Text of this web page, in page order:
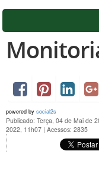
powered by social2s
Publicado: Terça, 04 de Mai de
2022, 11h07 | Acessos: 2835